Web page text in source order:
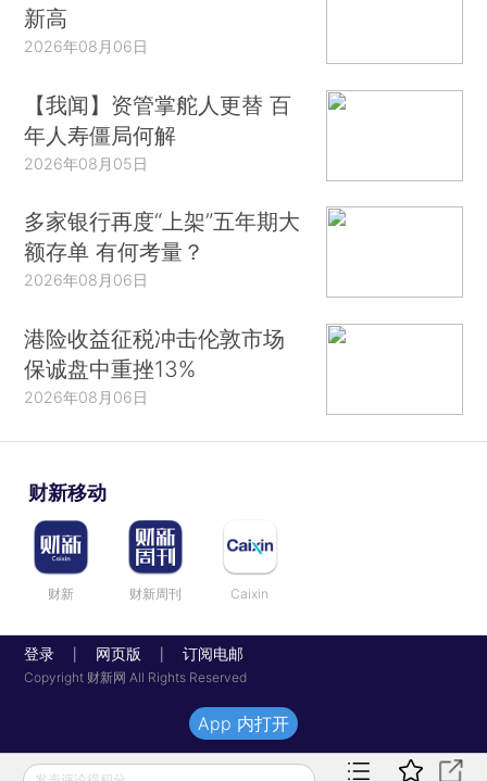
新高
2026年08月06日
【我闻】资管掌舵人更替 百
年人寿僵局何解
2026年08月05日
多家银行再度“上架”五年期大
额存单 有何考量？
2026年08月06日
港险收益征税冲击伦敦市场
保诚盘中重挫13%
2026年08月06日
财新移动
财新 财新周刊 Caixin
登录 网页版 订阅电邮
Copyright 财新网 All Rights Reserved
App 内打开